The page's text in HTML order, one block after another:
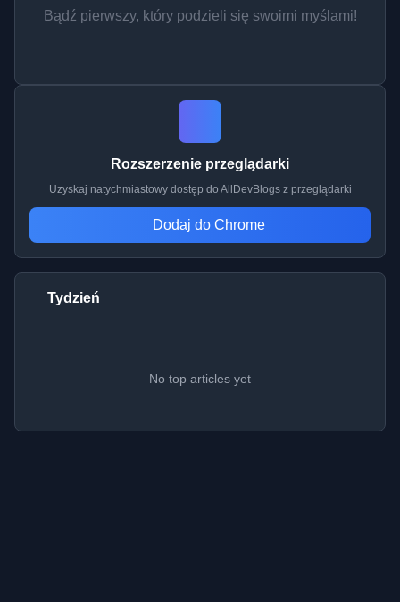
Bądź pierwszy, który podzieli się swoimi myślami!
Rozszerzenie przeglądarki
Uzyskaj natychmiastowy dostęp do AllDevBlogs z przeglądarki
Dodaj do Chrome
Tydzień
No top articles yet